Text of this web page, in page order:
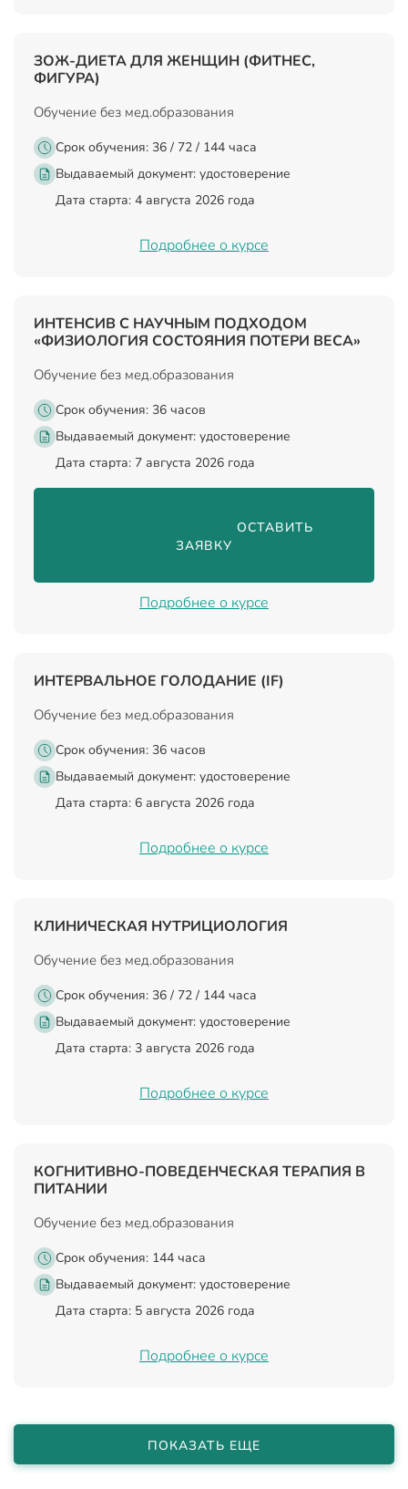
ЗОЖ-ДИЕТА ДЛЯ ЖЕНЩИН (ФИТНЕС,
ФИГУРА)
Обучение без мед.образования
Срок обучения: 36 / 72 / 144 часа
Выдаваемый документ: удостоверение
Дата старта: 4 августа 2026 года
Подробнее о курсе
ИНТЕНСИВ С НАУЧНЫМ ПОДХОДОМ
«ФИЗИОЛОГИЯ СОСТОЯНИЯ ПОТЕРИ ВЕСА»
Обучение без мед.образования
Срок обучения: 36 часов
Выдаваемый документ: удостоверение
Дата старта: 7 августа 2026 года
                                ОСТАВИТЬ
ЗАЯВКУ
Подробнее о курсе
ИНТЕРВАЛЬНОЕ ГОЛОДАНИЕ (IF)
Обучение без мед.образования
Срок обучения: 36 часов
Выдаваемый документ: удостоверение
Дата старта: 6 августа 2026 года
Подробнее о курсе
КЛИНИЧЕСКАЯ НУТРИЦИОЛОГИЯ
Обучение без мед.образования
Срок обучения: 36 / 72 / 144 часа
Выдаваемый документ: удостоверение
Дата старта: 3 августа 2026 года
Подробнее о курсе
КОГНИТИВНО-ПОВЕДЕНЧЕСКАЯ ТЕРАПИЯ В
ПИТАНИИ
Обучение без мед.образования
Срок обучения: 144 часа
Выдаваемый документ: удостоверение
Дата старта: 5 августа 2026 года
Подробнее о курсе
ПОКАЗАТЬ ЕЩЕ